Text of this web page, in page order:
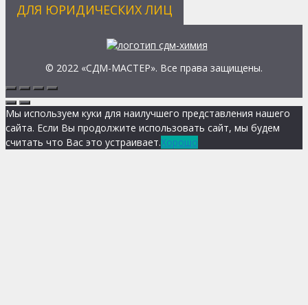
ДЛЯ ЮРИДИЧЕСКИХ ЛИЦ
© 2022 «СДМ-МАСТЕР». Все права защищены.
Мы используем куки для наилучшего представления нашего
сайта. Если Вы продолжите использовать сайт, мы будем
считать что Вас это устраивает.Хорошо